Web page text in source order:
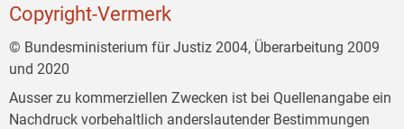
Copyright-Vermerk
© Bundesministerium für Justiz 2004, Überarbeitung 2009
und 2020
Ausser zu kommerziellen Zwecken ist bei Quellenangabe ein
Nachdruck vorbehaltlich anderslautender Bestimmungen